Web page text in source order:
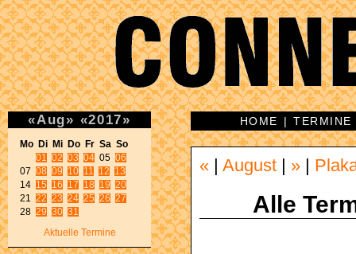
«Aug» «2017»
Mo Di Mi Do Fr Sa So
01
02 03 04 05 06
07 08 09 10 11 12
13
14 15 16 17 18 19 20
21 22 23 24 25 26 27
28 29 30 31
Aktuelle Termine
HOME |TERMINE
« August »
Alle